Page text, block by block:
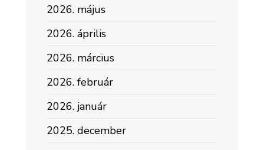
2026. május
2026. április
2026. március
2026. február
2026. január
2025. december